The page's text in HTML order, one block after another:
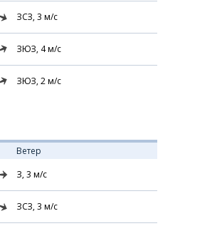
ЗСЗ, 3 м/с
ЗЮЗ, 4м/с
ЗЮЗ, 2м/с
Ветер
З, 3 м/с
ЗСЗ, 3 м/с